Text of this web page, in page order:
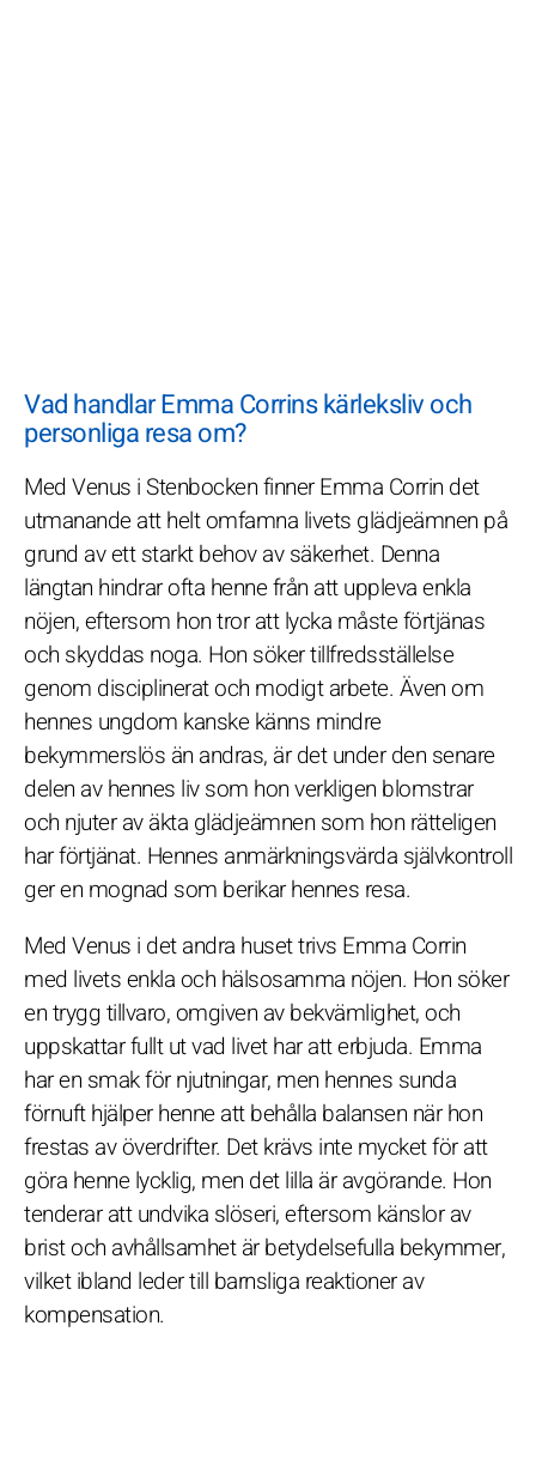
Vad handlar Emma Corrins kärleksliv och
personliga resa om?
Med Venus i Stenbocken finner Emma Corrin det
utmanande att helt omfamna livets glädjeämnen på
grund av ett starkt behov av säkerhet. Denna
längtan hindrar ofta henne från att uppleva enkla
nöjen, eftersom hon tror att lycka måste förtjänas
och skyddas noga. Hon söker tillfredsställelse
genom disciplinerat och modigt arbete. Även om
hennes ungdom kanske känns mindre
bekymmerslös än andras, är det under den senare
delen av hennes liv som hon verkligen blomstrar
och njuter av äkta glädjeämnen som hon rätteligen
har förtjänat. Hennes anmärkningsvärda självkontroll
ger en mognad som berikar hennes resa.
Med Venus i det andra huset trivs Emma Corrin
med livets enkla och hälsosamma nöjen. Hon söker
en trygg tillvaro, omgiven av bekvämlighet, och
uppskattar fullt ut vad livet har att erbjuda. Emma
har en smak för njutningar, men hennes sunda
förnuft hjälper henne att behålla balansen när hon
frestas av överdrifter. Det krävs inte mycket för att
göra henne lycklig, men det lilla är avgörande. Hon
tenderar att undvika slöseri, eftersom känslor av
brist och avhållsamhet är betydelsefulla bekymmer,
vilket ibland leder till barnsliga reaktioner av
kompensation.